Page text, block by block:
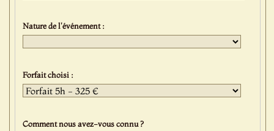
Nature de l'événement :
Forfait choisi :
Comment nous avez-vous connu ?